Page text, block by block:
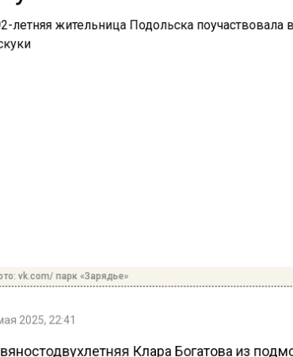
vk.com/ парк «Зарядье»
2025, 22:41
Клара Богатова из